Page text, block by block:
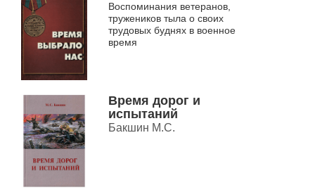
Воспоминания ветеранов,
тружеников тыла о своих
трудовых буднях в военное
время
Время дорог и
испытаний
Бакшин М.С.